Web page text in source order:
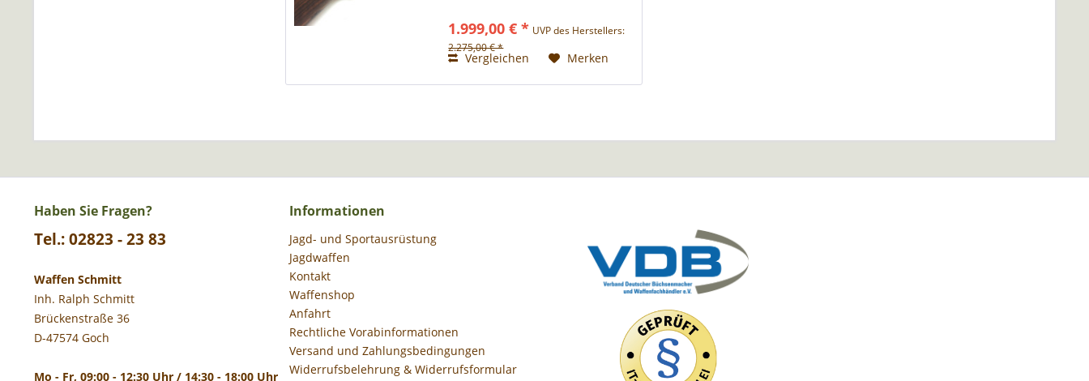
beständig, bei Hitze oder Kälte.
Hochpräzise Oberflächen, die...
1.999,00 € * UVP des Herstellers:
2.275,00 € *
Vergleichen Merken
Haben Sie Fragen?
Tel.: 02823 - 23 83
Waffen Schmitt
Inh. Ralph Schmitt
Brückenstraße 36
D-47574 Goch
Mo - Fr, 09:00 - 12:30 Uhr / 14:30 - 18:00 Uhr
Informationen
Jagd- und Sportausrüstung
Jagdwaffen
Kontakt
Waffenshop
Anfahrt
Rechtliche Vorabinformationen
Versand und Zahlungsbedingungen
Widerrufsbelehrung & Widerrufsformular